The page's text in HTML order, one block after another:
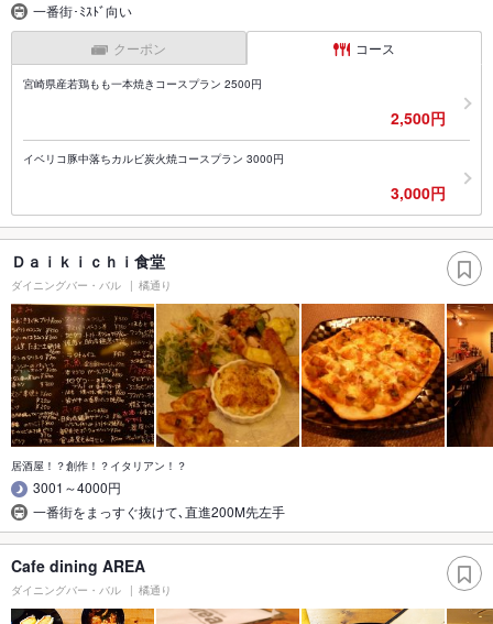
一番街･ﾐｽﾄﾞ向い
クーポン コース
宮崎県産若鶏もも一本焼きコースプラン 2500円
2,500円
イベリコ豚中落ちカルビ炭火焼コースプラン 3000円
3,000円
Ｄａｉｋｉｃｈｉ食堂
ダイニングバー・バル 橘通り
居酒屋！？創作！？イタリアン！？
3001～4000円
一番街をまっすぐ抜けて､直進200M先左手
Cafe dining AREA
ダイニングバー・バル 橘通り